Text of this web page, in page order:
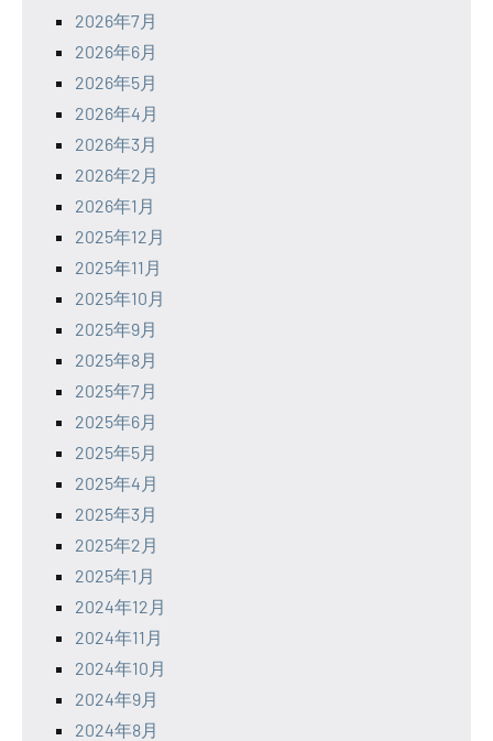
2026年7月
2026年6月
2026年5月
2026年4月
2026年3月
2026年2月
2026年1月
2025年12月
2025年11月
2025年10月
2025年9月
2025年8月
2025年7月
2025年6月
2025年5月
2025年4月
2025年3月
2025年2月
2025年1月
2024年12月
2024年11月
2024年10月
2024年9月
2024年8月